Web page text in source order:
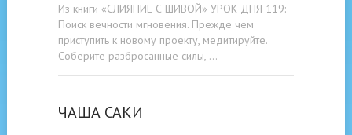
Из книги «СЛИЯНИЕ С ШИВОЙ» УРОК ДНЯ 119:
Поиск вечности мгновения. Прежде чем
приступить к новому проекту, медитируйте.
Соберите разбросанные силы, …
ЧАША САКИ